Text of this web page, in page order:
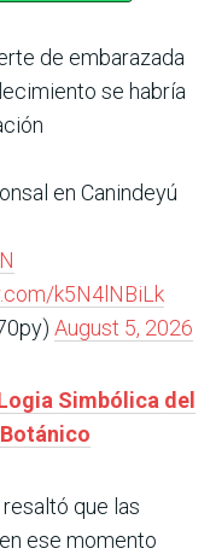
de embarazada
se habría
en Canindeyú
k5N4lNBiLk
August 5, 2026
Simbólica del
que las
ese momento